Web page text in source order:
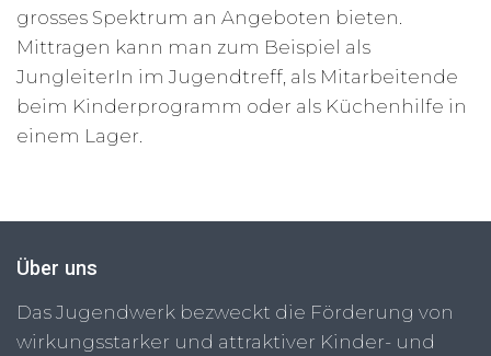
grosses Spektrum an Angeboten bieten.
Mittragen kann man zum Beispiel als
JungleiterIn im Jugendtreff, als Mitarbeitende
beim Kinderprogramm oder als Küchenhilfe in
einem Lager.
Über uns
Das Jugendwerk bezweckt die Förderung von
wirkungsstarker und attraktiver Kinder- und